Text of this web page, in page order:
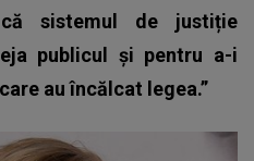
sistemul de justiție
publicul și pentru a-i
au încălcat legea.”